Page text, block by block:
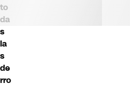
to
da
s
la
s
de
rro